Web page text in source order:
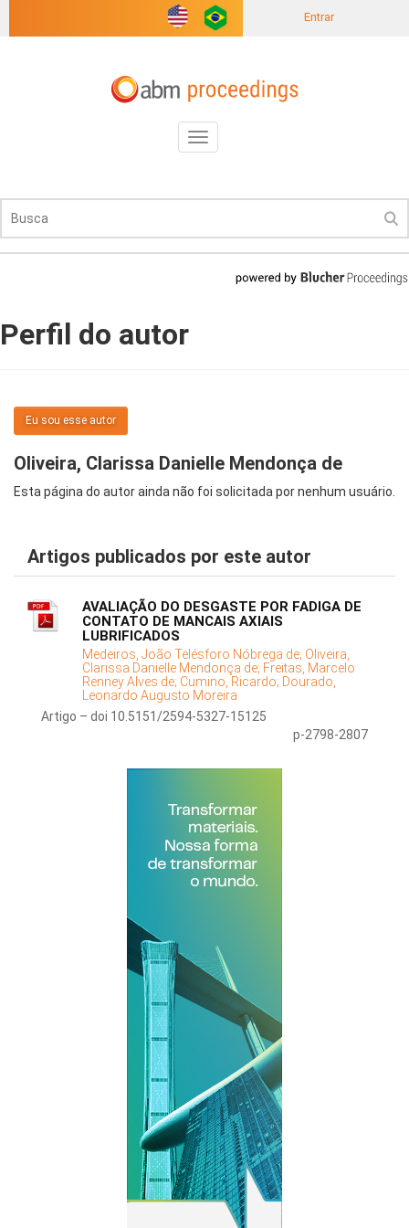
Entrar
Toggle
navigation
Perfil do autor
Eu sou esse autor
Oliveira, Clarissa Danielle Mendonça de
Esta página do autor ainda não foi solicitada por nenhum usuário.
Artigos publicados por este autor
AVALIAÇÃO DO DESGASTE POR FADIGA DE
CONTATO DE MANCAIS AXIAIS
LUBRIFICADOS
Medeiros, João Telésforo Nóbrega de; Oliveira,
Clarissa Danielle Mendonça de; Freitas, Marcelo
Renney Alves de; Cumino, Ricardo; Dourado,
Leonardo Augusto Moreira
Artigo – doi 10.5151/2594-5327-15125
p-2798-2807